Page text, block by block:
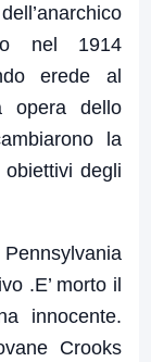
nel 1914
erede al
opera dello
la
obiettivi degli
.E’ morto il
innocente.
Crooks